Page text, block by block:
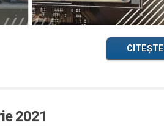
CITEȘTE
2021